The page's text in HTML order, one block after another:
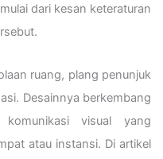
dari kesan keteraturan
ruang, plang penunjuk
Desainnya berkembang
visual yang
atau instansi. Di artikel